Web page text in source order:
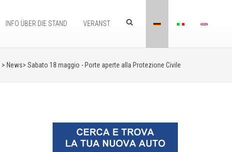
INFO ÜBER DIE STAND VERANST
> News> Sabato 18 maggio - Porte aperte alla Protezione Civile